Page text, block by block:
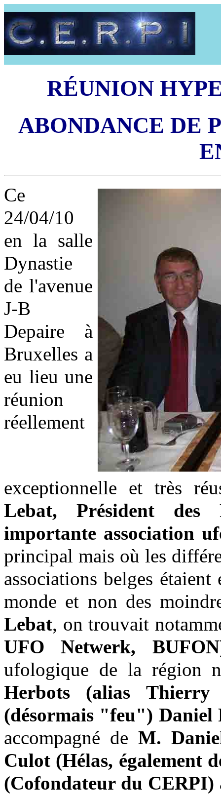
RÉUNION
ABONDANCE DE
Ce
24/04/10
en la salle
Dynastie
de l'avenue
J-B
Depaire à
Bruxelles a
eu lieu une
réunion
réellement
exceptionnelle et très
Lebat, Président des
importante association
principal mais où les
associations belges
monde et non des
Lebat, on trouvait
UFO Netwerk,
ufologique de la région
Herbots (alias Thierry
(désormais "feu") Daniel
accompagné deM.
Culot (Hélas, également
(Cofondateur du CERPI)